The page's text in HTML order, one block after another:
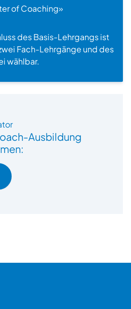
of Coaching»
des Basis-Lehrgangs ist
Fach-Lehrgänge und des
wählbar.
Ausbildung